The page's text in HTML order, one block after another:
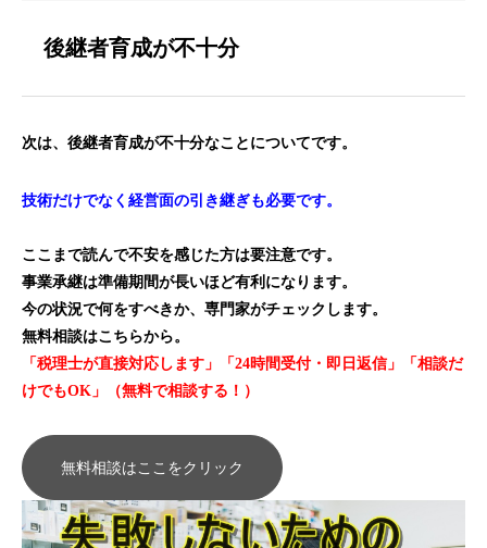
後継者育成が不十分
次は、後継者育成が不十分なことについてです。
技術だけでなく経営面の引き継ぎも必要です。
ここまで読んで不安を感じた方は要注意です。
事業承継は準備期間が長いほど有利になります。
今の状況で何をすべきか、専門家がチェックします。
無料相談はこちらから。
「税理士が直接対応します」「24時間受付・即日返信」「相談だ
けでもOK」（無料で相談する！）
無料相談はここをクリック